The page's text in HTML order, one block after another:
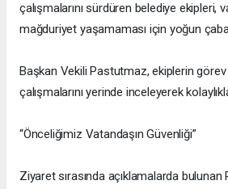
çalışmalarını sürdüren belediye ekipleri,
mağduriyet yaşamaması için yoğun
Başkan Vekili Pastutmaz, ekiplerin görev
çalışmalarını yerinde inceleyerek
“Önceliğimiz Vatandaşın Güvenliği”
Ziyaret sırasında açıklamalarda bulunan